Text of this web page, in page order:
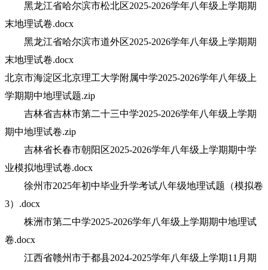
黑龙江省哈尔滨市松北区2025-2026学年八年级上学期期
末地理试卷.docx
黑龙江省哈尔滨市道外区2025-2026学年八年级上学期期
末地理试卷.docx
北京市海淀区北京理工大学附属中学2025-2026学年八年级上
学期期中地理试题.zip
吉林省吉林市第二十三中学2025-2026学年八年级上学期
期中地理试卷.zip
吉林省长春市朝阳区2025-2026学年八年级上学期期中学
业模拟地理试卷.docx
徐州市2025年初中毕业升学考试八年级地理试题（模拟卷
3）.docx
株洲市第二中学2025-2026学年八年级上学期期中地理试
卷.docx
江西省赣州市于都县2024-2025学年八年级上学期11月期